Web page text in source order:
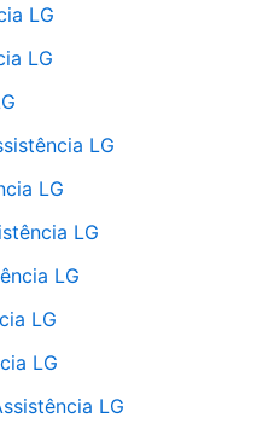
LG
LG
LG
LG
LG
LG
LG
LG
LG